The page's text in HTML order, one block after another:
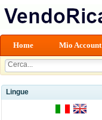
Home Mio Account
Lingue